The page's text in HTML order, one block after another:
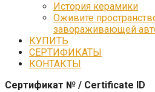
История керамики
Оживите
завораживающей
КУПИТЬ
СЕРТИФИКАТЫ
КОНТАКТЫ
Сертификат № / Certificate ID